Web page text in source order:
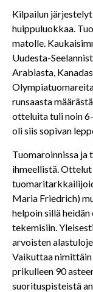
Kilpailun
huippuluokkaa.
matolle.
Uudesta-
Arabiasta,
runsaasta
otteluita tuli noin
oli siis sopivan
Tuomaroinnissa ja
ihmeellistä.
Maria Friedrich)
helpoin sillä
tekemisiin.
arvoisten
Vaikuttaa
prikulleen 90
suorituspisteistä